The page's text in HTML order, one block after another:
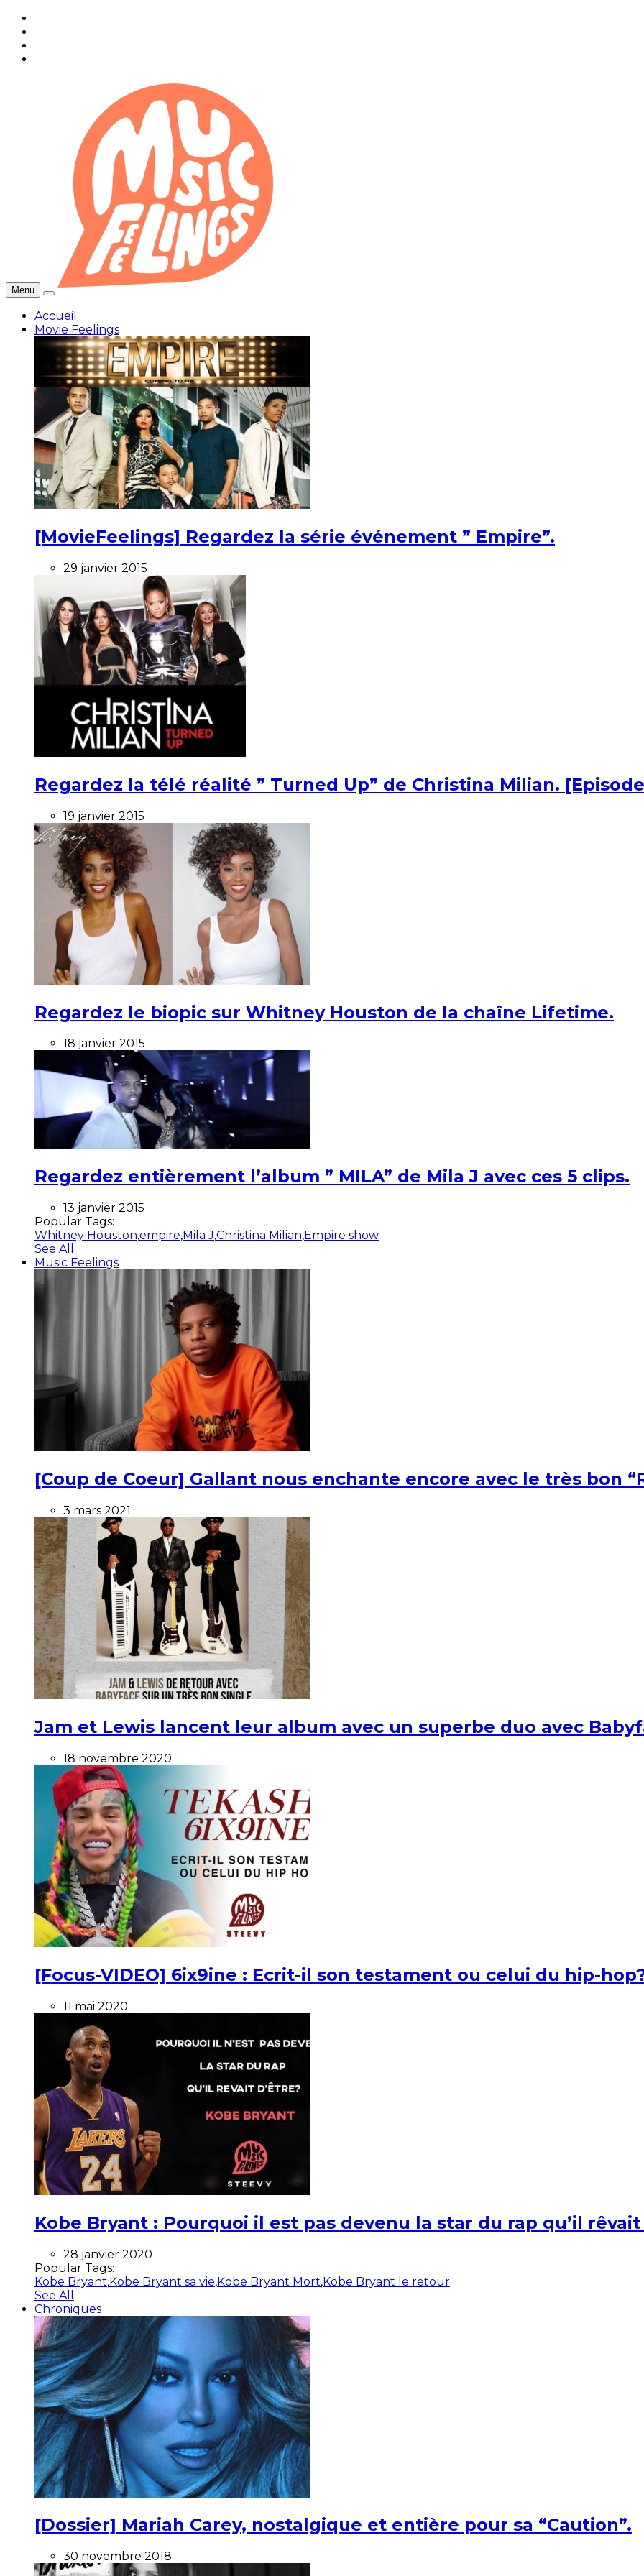
Menu
Accueil
Movie Feelings
[MovieFeelings] Regardez la série événement ” Empire”.
29 janvier 2015
Regardez la télé réalité ” Turned Up” de Christina Milian.
19 janvier 2015
Regardez le biopic sur Whitney Houston de la chaîne Lifetime.
18 janvier 2015
Regardez entièrement l’album ” MILA” de Mila J avec ces 5 clips.
13 janvier 2015
Popular Tags:
Whitney Houston,empire,Mila J,Christina Milian,Empire show
See All
Music Feelings
[Coup de Coeur] Gallant nous enchante encore avec le très bon
3 mars 2021
Jam et Lewis lancent leur album avec un superbe duo avec
18 novembre 2020
[Focus-VIDEO] 6ix9ine : Ecrit-il son testament ou celui du hip-
11 mai 2020
Kobe Bryant : Pourquoi il est pas devenu la star du rap qu’il rêvait
28 janvier 2020
Popular Tags:
Kobe Bryant,Kobe Bryant sa vie,Kobe Bryant Mort,Kobe Bryant le retour
See All
Chroniques
[Dossier] Mariah Carey, nostalgique et entière pour sa “Caution”.
30 novembre 2018